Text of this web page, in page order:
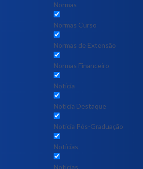
Normas
Normas Curso
Normas de Extensão
Normas Financeiro
Notícia
Notícia Destaque
Noticia Pós-Graduação
Notícias
Notícias